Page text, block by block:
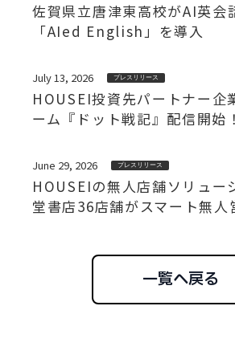
佐賀県立唐津東高校がAI英会
「AIed English」を導入
July 13, 2026 プレスリリース
HOUSEI投資先パートナー企
ーム『ドット戦記』配信開始！
June 29, 2026 プレスリリース
HOUSEIの無人店舗ソリュー
堂書店36店舗がスマート無人
一覧へ戻る